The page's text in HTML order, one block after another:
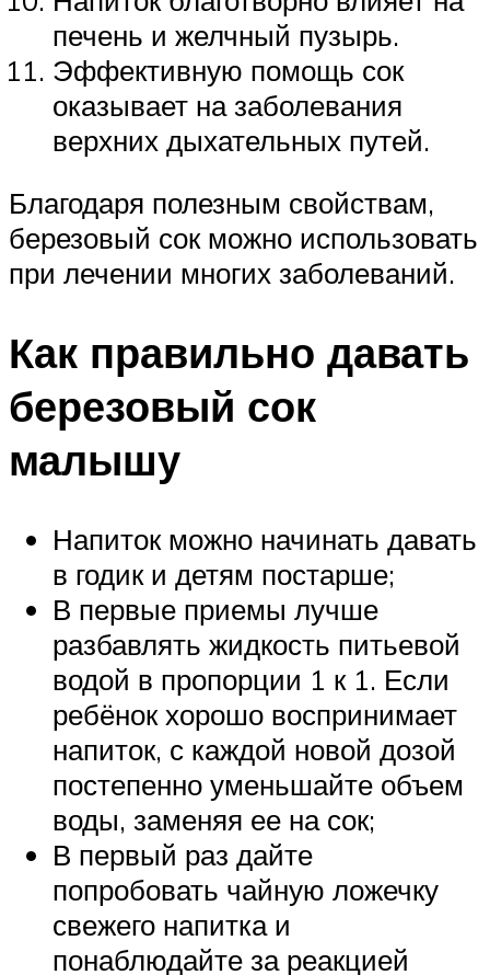
печень и желчный пузырь.
Эффективную помощь сок
оказывает на заболевания
верхних дыхательных путей.
Благодаря полезным свойствам,
березовый сок можно использовать
при лечении многих заболеваний.
Как правильно давать
березовый сок
малышу
Напиток можно начинать давать
в годик и детям постарше;
В первые приемы лучше
разбавлять жидкость питьевой
водой в пропорции 1 к 1. Если
ребёнок хорошо воспринимает
напиток, с каждой новой дозой
постепенно уменьшайте объем
воды, заменяя ее на сок;
В первый раз дайте
попробовать чайную ложечку
свежего напитка и
понаблюдайте за реакцией